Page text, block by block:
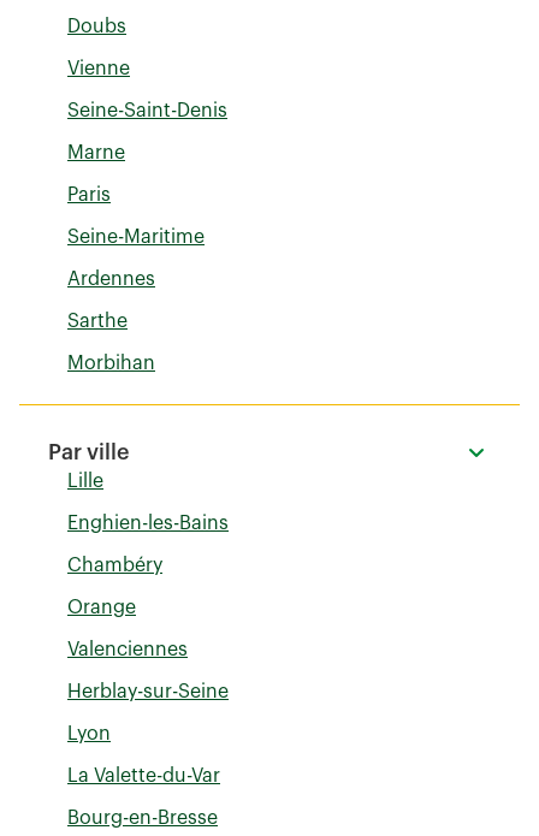
Doubs
Vienne
Seine-Saint-Denis
Marne
Paris
Seine-Maritime
Ardennes
Sarthe
Morbihan
Par ville
Lille
Enghien-les-Bains
Chambéry
Orange
Valenciennes
Herblay-sur-Seine
Lyon
La Valette-du-Var
Bourg-en-Bresse